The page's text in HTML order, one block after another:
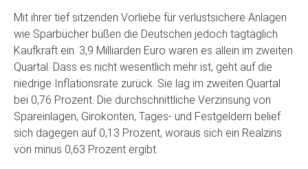
Mit ihrer tief sitzenden Vorliebe für verlustsichere Anlagen
wie Sparbücher büßen die Deutschen jedoch tagtäglich
Kaufkraft ein. 3,9 Milliarden Euro waren es allein im zweiten
Quartal. Dass es nicht wesentlich mehr ist, geht auf die
niedrige Inflationsrate zurück. Sie lag im zweiten Quartal
bei 0,76 Prozent. Die durchschnittliche Verzinsung von
Spareinlagen, Girokonten, Tages- und Festgeldern belief
sich dagegen auf 0,13 Prozent, woraus sich ein Realzins
von minus 0,63 Prozent ergibt.